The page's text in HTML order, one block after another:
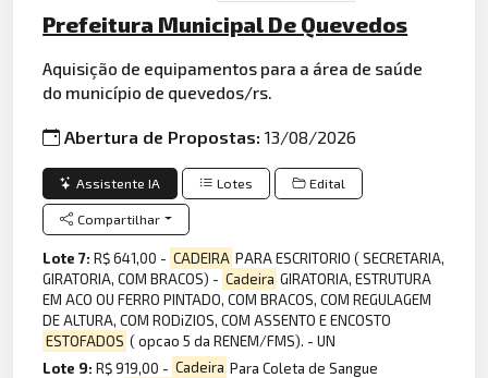
Prefeitura Municipal De Quevedos
Aquisição de equipamentos para a área de saúde
do município de quevedos/rs.
Abertura de Propostas:13/08/2026
Assistente IA Lotes Edital
Compartilhar
Lote 7:R$ 641,00 - CADEIRA PARA ESCRITORIO ( SECRETARIA,
GIRATORIA, COM BRACOS) - Cadeira GIRATORIA, ESTRUTURA
EM ACO OU FERRO PINTADO, COM BRACOS, COM REGULAGEM
DE ALTURA, COM RODiZIOS, COM ASSENTO E ENCOSTO
ESTOFADOS ( opcao 5 da RENEM/FMS). - UN
Lote 9:R$ 919,00 - Cadeira Para Coleta de Sangue